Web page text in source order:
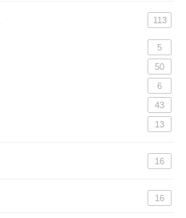
113
5
50
6
43
13
16
16